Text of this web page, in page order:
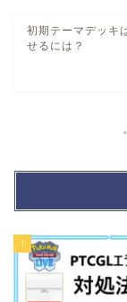
初期テーマデッキ
せるには？
1